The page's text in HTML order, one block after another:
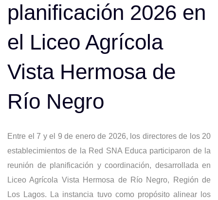
planificación 2026 en
el Liceo Agrícola
Vista Hermosa de
Río Negro
Entre el 7 y el 9 de enero de 2026, los directores de los 20
establecimientos de la Red SNA Educa participaron de la
reunión de planificación y coordinación, desarrollada en
Liceo Agrícola Vista Hermosa de Río Negro, Región de
Los Lagos. La instancia tuvo como propósito alinear los